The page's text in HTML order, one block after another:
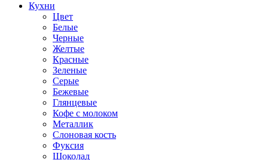
Кухни
Цвет
Белые
Черные
Желтые
Красные
Зеленые
Серые
Бежевые
Глянцевые
Кофе с молоком
Металлик
Слоновая кость
Фуксия
Шоколад